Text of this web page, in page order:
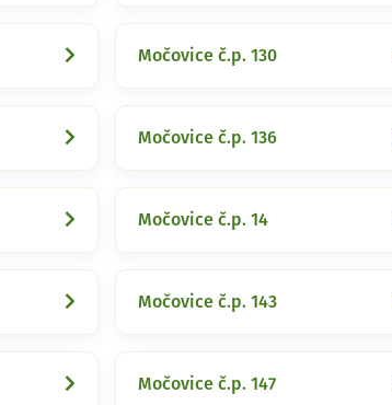
Močovice č.p. 130
Močovice č.p. 136
Močovice č.p. 14
Močovice č.p. 143
Močovice č.p. 147